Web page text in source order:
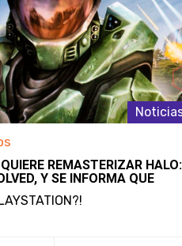
REMASTERIZAR HALO:
Y SE INFORMA QUE
EN PLAYSTATION 5